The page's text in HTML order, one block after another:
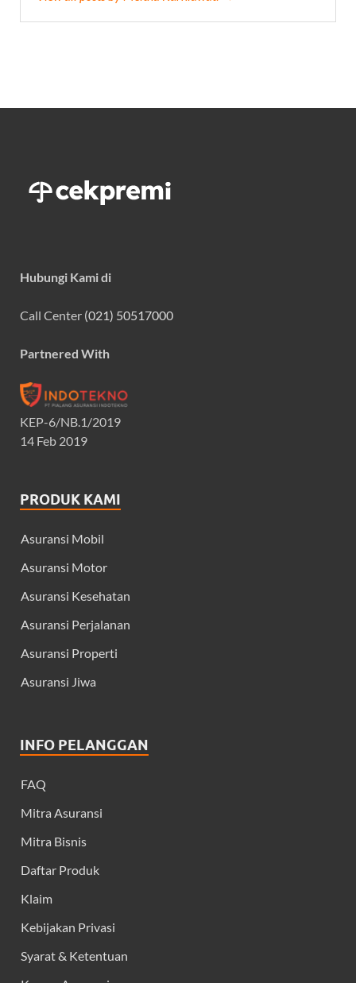
Hubungi Kami di
Call Center (021) 50517000
Partnered With
KEP-6/NB.1/2019
14 Feb 2019
PRODUK KAMI
Asuransi Mobil
Asuransi Motor
Asuransi Kesehatan
Asuransi Perjalanan
Asuransi Properti
Asuransi Jiwa
INFO PELANGGAN
FAQ
Mitra Asuransi
Mitra Bisnis
Daftar Produk
Klaim
Kebijakan Privasi
Syarat & Ketentuan